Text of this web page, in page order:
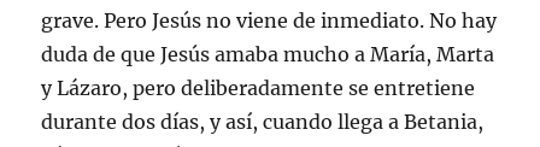
grave. Pero Jesús no viene de inmediato. No hay
duda de que Jesús amaba mucho a María, Marta
y Lázaro, pero deliberadamente se entretiene
durante dos días, y así, cuando llega a Betania,